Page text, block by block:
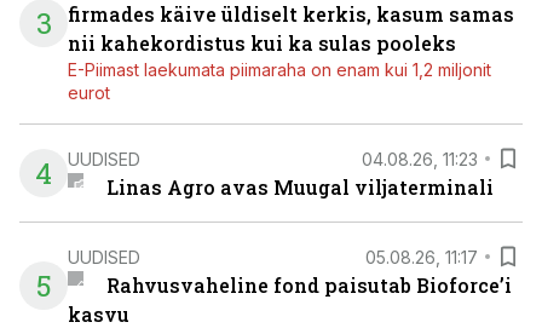
3
firmades käive üldiselt kerkis, kasum samas
nii kahekordistus kui ka sulas pooleks
E-Piimast laekumata piimaraha on enam kui 1,2 miljonit
eurot
4 UUDISED 04.08.26, 11:23
Linas Agro avas Muugal viljaterminali
5
UUDISED 05.08.26, 11:17
Rahvusvaheline fond paisutab Bioforce’i
kasvu